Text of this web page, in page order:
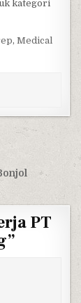
kategori
,Medical
PT
”